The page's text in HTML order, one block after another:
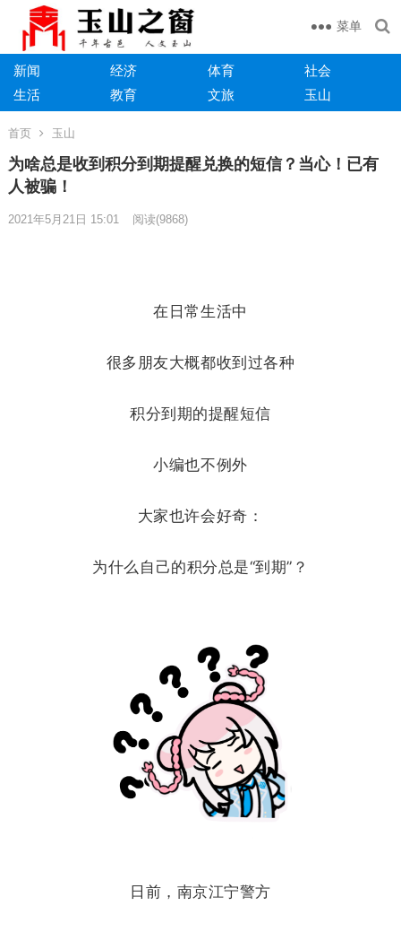
菜单
新闻 经济 体育
社会
生活
教育 文旅 玉山
首页 玉山
为啥总是收到积分到期提醒兑换的短信？当心！已有
人被骗！
2021年5月21日 15:01 阅读(9868)
在日常生活中
很多朋友大概都收到过各种
积分到期的提醒短信
小编也不例外
大家也许会好奇：
为什么自己的积分总是“到期”？
日前，南京江宁警方